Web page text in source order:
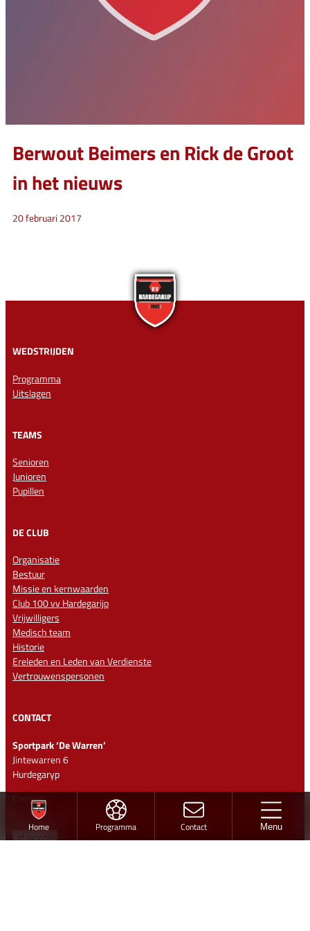
Home Programma Contact Menu
Berwout Beimers en Rick de Groot
in het nieuws
20 februari 2017
WEDSTRIJDEN
Programma
Uitslagen
TEAMS
Senioren
Junioren
Pupillen
DE CLUB
Organisatie
Bestuur
Missie en kernwaarden
Club 100 vv Hardegarijp
Vrijwilligers
Medisch team
Historie
Ereleden en Leden van Verdienste
Vertrouwenspersonen
CONTACT
Sportpark ‘De Warren’
Jintewarren 6
Hurdegaryp
Contact
info@vvhardegarijp.nl
Lid worden